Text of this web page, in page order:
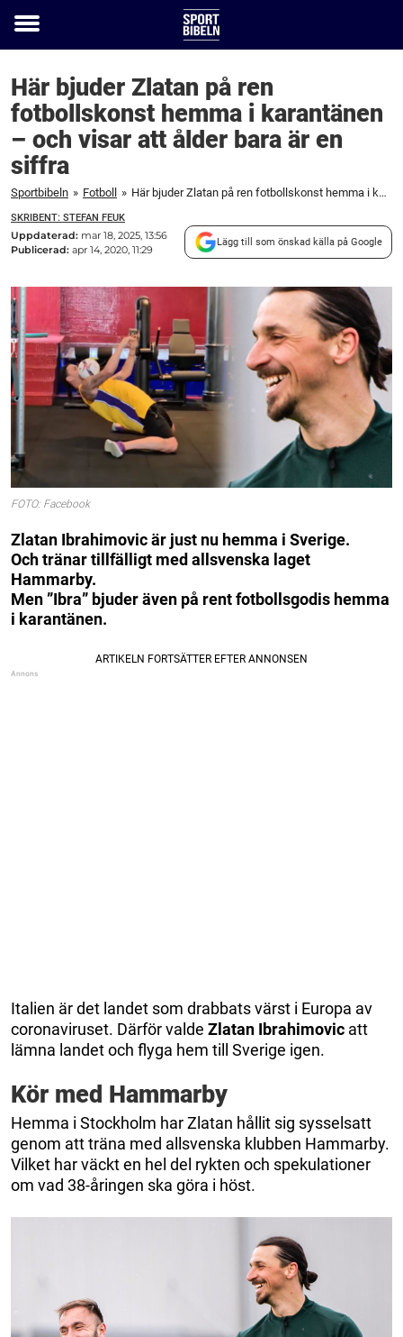
Toggle
Här bjuder Zlatan på ren
fotbollskonst hemma i karantänen
– och visar att ålder bara är en
siffra
Sportbibeln » Fotboll » Här bjuder Zlatan på ren fotbollskonst hemma i karantänen – och visar att ålder bara är en siffra
SKRIBENT: STEFAN FEUK
Uppdaterad: mar 18, 2025, 13:56
Publicerad: apr 14, 2020, 11:29
Lägg till som önskad källa på Google
FOTO: Facebook
Zlatan Ibrahimovic är just nu hemma i Sverige.
Och tränar tillfälligt med allsvenska laget
Hammarby.
Men ”Ibra” bjuder även på rent fotbollsgodis hemma
i karantänen.
Italien är det landet som drabbats värst i Europa av
coronaviruset. Därför valde Zlatan Ibrahimovic att
lämna landet och flyga hem till Sverige igen.
Kör med Hammarby
Hemma i Stockholm har Zlatan hållit sig sysselsatt
genom att träna med allsvenska klubben Hammarby.
Vilket har väckt en hel del rykten och spekulationer
om vad 38-åringen ska göra i höst.